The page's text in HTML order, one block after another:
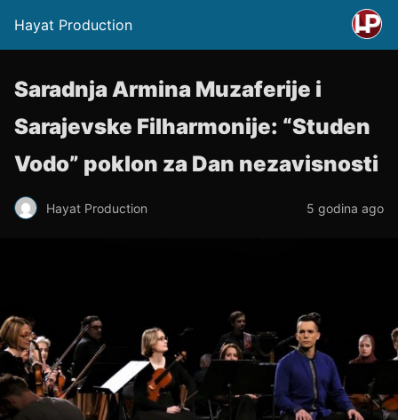
Hayat Production
Saradnja Armina Muzaferije i
Sarajevske Filharmonije: “Studen
Vodo” poklon za Dan nezavisnosti
Hayat Production 5 godina ago